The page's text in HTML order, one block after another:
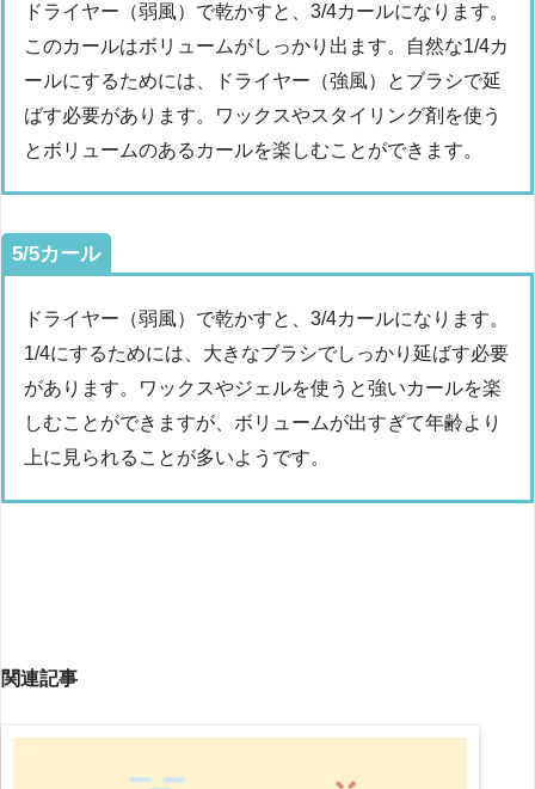
ドライヤー（弱風）で乾かすと、3/4カールになります。
このカールはボリュームがしっかり出ます。自然な1/4カ
ールにするためには、ドライヤー（強風）とブラシで延
ばす必要があります。ワックスやスタイリング剤を使う
とボリュームのあるカールを楽しむことができます。
5/5カール
ドライヤー（弱風）で乾かすと、3/4カールになります。
1/4にするためには、大きなブラシでしっかり延ばす必要
があります。ワックスやジェルを使うと強いカールを楽
しむことができますが、ボリュームが出すぎて年齢より
上に見られることが多いようです。
関連記事